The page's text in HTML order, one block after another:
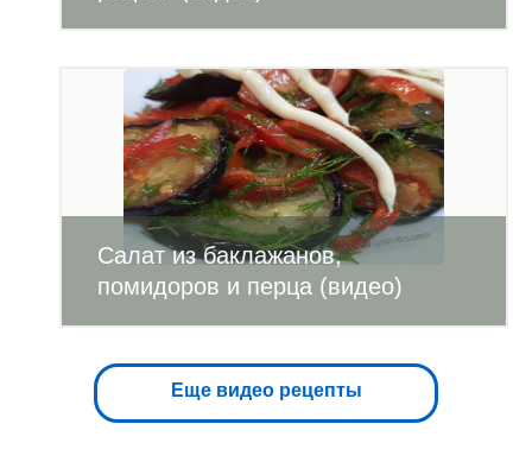
Салат из баклажанов,
помидоров и перца (видео)
Еще видео рецепты